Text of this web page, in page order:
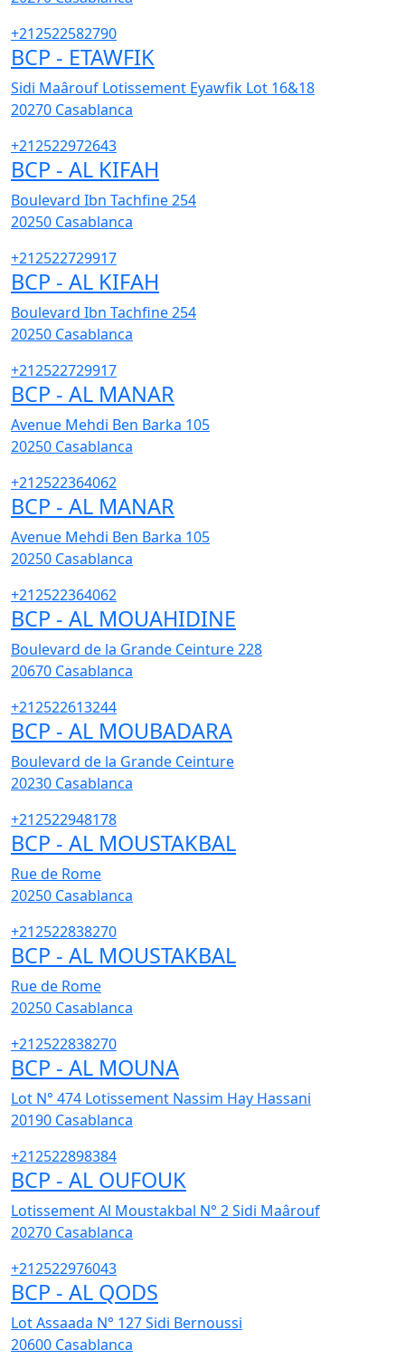
+212522582790
BCP - ETAWFIK
Sidi Maârouf Lotissement Eyawfik Lot 16&18
20270 Casablanca
+212522972643
BCP - AL KIFAH
Boulevard Ibn Tachfine 254
20250 Casablanca
+212522729917
BCP - AL KIFAH
Boulevard Ibn Tachfine 254
20250 Casablanca
+212522729917
BCP - AL MANAR
Avenue Mehdi Ben Barka 105
20250 Casablanca
+212522364062
BCP - AL MANAR
Avenue Mehdi Ben Barka 105
20250 Casablanca
+212522364062
BCP - AL MOUAHIDINE
Boulevard de la Grande Ceinture 228
20670 Casablanca
+212522613244
BCP - AL MOUBADARA
Boulevard de la Grande Ceinture
20230 Casablanca
+212522948178
BCP - AL MOUSTAKBAL
Rue de Rome
20250 Casablanca
+212522838270
BCP - AL MOUSTAKBAL
Rue de Rome
20250 Casablanca
+212522838270
BCP - AL MOUNA
Lot N° 474 Lotissement Nassim Hay Hassani
20190 Casablanca
+212522898384
BCP - AL OUFOUK
Lotissement Al Moustakbal N° 2 Sidi Maârouf
20270 Casablanca
+212522976043
BCP - AL QODS
Lot Assaada N° 127 Sidi Bernoussi
20600 Casablanca